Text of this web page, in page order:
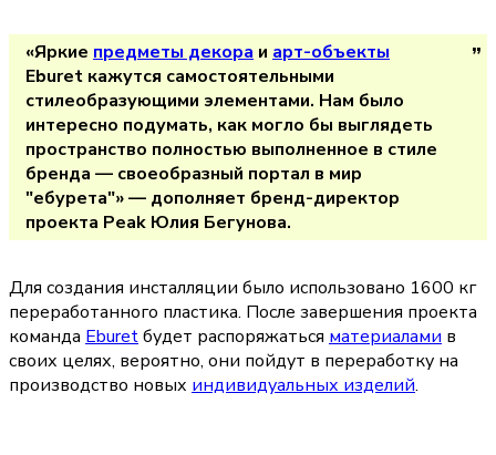
«Яркие предметы декора и арт-объекты
Eburet кажутся самостоятельными
стилеобразующими элементами. Нам было
интересно подумать, как могло бы выглядеть
пространство полностью выполненное в стиле
бренда — своеобразный портал в мир
"ебурета"» — дополняет бренд-директор
проекта Peak Юлия Бегунова.
Для создания инсталляции было использовано 1600 кг
переработанного пластика. После завершения проекта
команда Eburet будет распоряжаться материалами в
своих целях, вероятно, они пойдут в переработку на
производство новых индивидуальных изделий.